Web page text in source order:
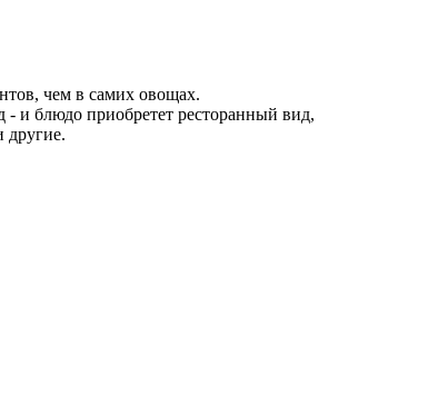
чем в самих овощах.
- и блюдо приобретет ресторанный вид,
другие.